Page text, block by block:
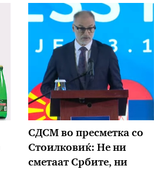
СДСМ во пресметка со
Стоилковиќ: Не ни
сметаат Србите, ни